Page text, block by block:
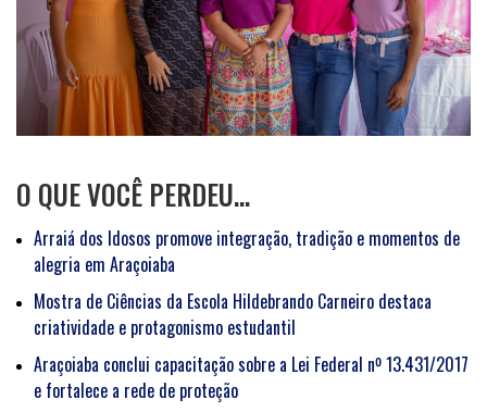
O QUE VOCÊ PERDEU…
Arraiá dos Idosos promove integração, tradição e momentos de
alegria em Araçoiaba
Mostra de Ciências da Escola Hildebrando Carneiro destaca
criatividade e protagonismo estudantil
Araçoiaba conclui capacitação sobre a Lei Federal nº 13.431/2017
e fortalece a rede de proteção